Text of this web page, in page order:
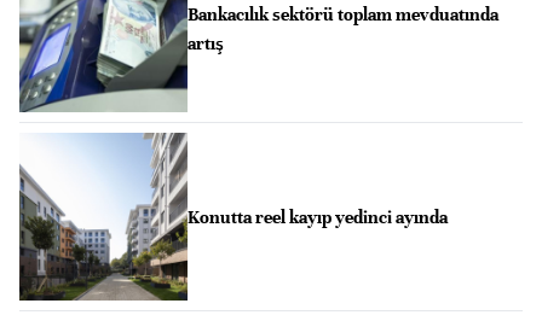
Bankacılık sektörü toplam mevduatında
artış
Konutta reel kayıp yedinci ayında